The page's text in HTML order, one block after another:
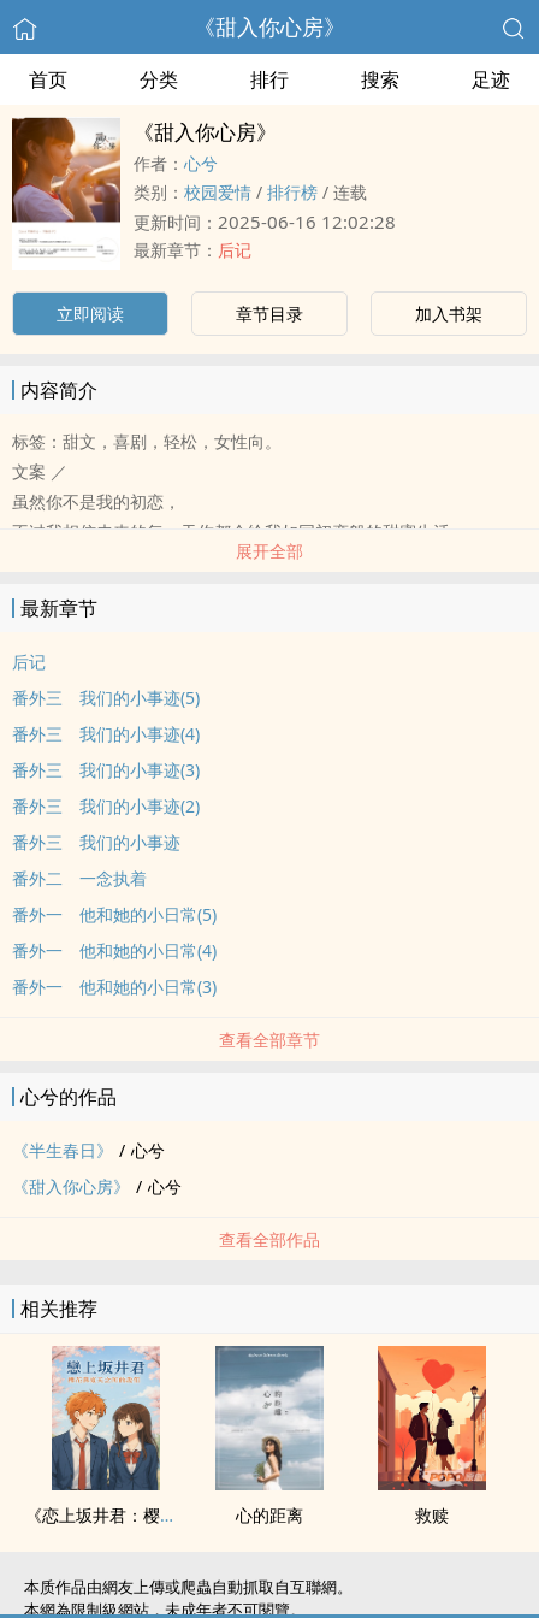
《甜入你心房》
首页 分类 排行 搜索 足迹
《甜入你心房》
作者： 心兮
类别： 校园爱情 / 排行榜 / 连载
更新时间： 2025-06-16 12:02:28
最新章节： 后记
立即阅读 章节目录 加入书架
内容简介
标签：甜文，喜剧，轻松，女性向。
文案 ／
虽然你不是我的初恋，
不过我相信未来的每一天你都会给我如同初恋般的甜蜜生活。
「何欣欣，不、要、再、放、闪、了！」看着友人满脸阴沉，何欣欣
她只不过是腻在她家男人怀里而已有放闪吗？
「我不介意帮妳买一箱的墨镜。」她甜笑。
「Honey，过来。」萧冥站在离她不远处喊道。
「不要，你当你在喊狗啊！」何欣欣傲娇了，鼓起腮帮子大眼瞪小眼
的瞪着萧冥。
我知道我是你的Honey，你最爱的Honey。
搭配歌曲 ／ 지연＆준형〈바라보다심쿵〉（谢谢诺诺推荐❤）
－ＬＩＮ绘制
／ 现为自制，可商业用图。
相关资讯 ／ 甜死人不偿命系列 · 原书名《Honey快过来》
/ ＠shin_shiiii
之后会找时间重新翻修的！很感谢当初有购买个人志或是订阅的小天
展开全部
最新章节
后记
番外三 我们的小事迹(5)
番外三 我们的小事迹(4)
番外三 我们的小事迹(3)
番外三 我们的小事迹(2)
番外三 我们的小事迹
番外二 一念执着
番外一 他和她的小日常(5)
番外一 他和她的小日常(4)
番外一 他和她的小日常(3)
查看全部章节
心兮的作品
《半生春日》 / 心兮
《甜入你心房》
/ 心兮
查看全部作品
相关推荐
《恋上坂井君：樱花与夏天之间的我们》 心的距离 救赎
本质作品由網友上傳或爬蟲自動抓取自互聯網。
本網為限制級網站，未成年者不可閱覽。